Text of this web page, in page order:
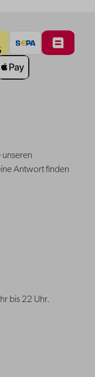
unseren
Antwort finden
bis 22 Uhr.